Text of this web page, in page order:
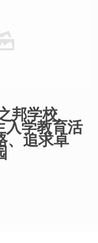
邦学校
入学教育活
、追求卓